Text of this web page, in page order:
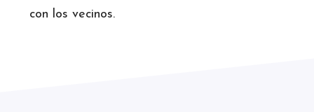
con los vecinos.